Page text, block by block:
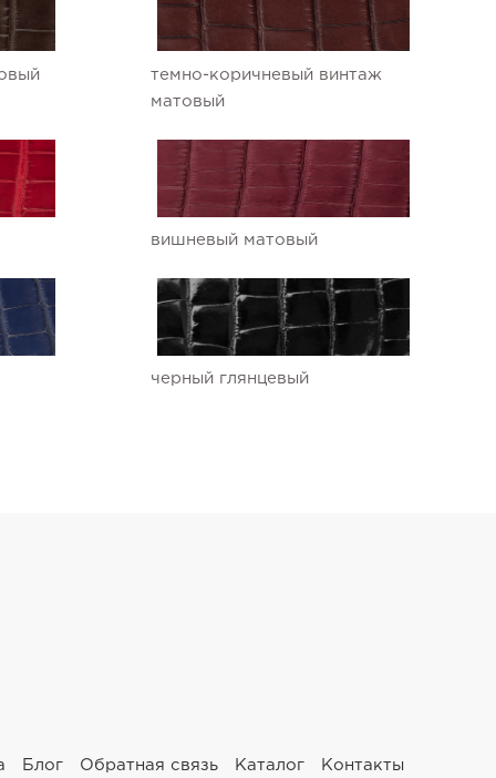
темно-коричневый винтаж
матовый
вишневый матовый
черный глянцевый
Блог Обратная связь Каталог Контакты